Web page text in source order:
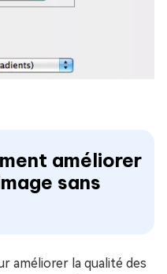
améliorer
sans
améliorer la qualité des